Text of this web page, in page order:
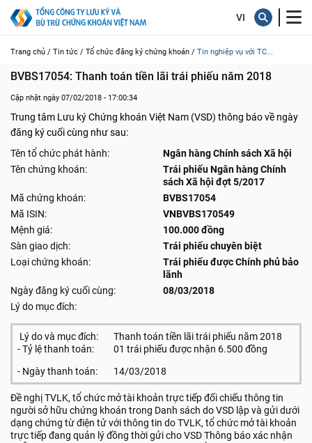
Trang chủ / Tin tức / Tổ chức đăng ký chứng khoán / Tin nghiệp vụ với TC...
BVBS17054: Thanh toán tiền lãi trái phiếu năm 2018
Cập nhật ngày 07/02/2018 - 17:00:34
Trung tâm Lưu ký Chứng khoán Việt Nam (VSD) thông báo về ngày
đăng ký cuối cùng như sau:
Tên tổ chức phát hành:
Ngân hàng Chính sách Xã hội
Tên chứng khoán:
Trái phiếu Ngân hàng Chính
sách Xã hội đợt 5/2017
Mã chứng khoán:
BVBS17054
Mã ISIN:
VNBVBS170549
Mệnh giá:
100.000 đồng
Sàn giao dịch:
Trái phiếu chuyên biệt
Loại chứng khoán:
Trái phiếu được Chính phủ bảo
lãnh
Ngày đăng ký cuối cùng:
08/03/2018
Lý do mục đích:
Lý do và mục đích:
- Tỷ lệ thanh toán:
Thanh toán tiền lãi trái phiếu năm 2018
01 trái phiếu được nhận 6.500 đồng
- Ngày thanh toán:
14/03/2018
Đề nghị TVLK, tổ chức mở tài khoản trực tiếp đối chiếu thông tin
người sở hữu chứng khoán trong Danh sách do VSD lập và gửi dưới
dạng chứng từ điện tử với thông tin do TVLK, tổ chức mở tài khoản
trực tiếp đang quản lý đồng thời gửi cho VSD Thông báo xác nhận